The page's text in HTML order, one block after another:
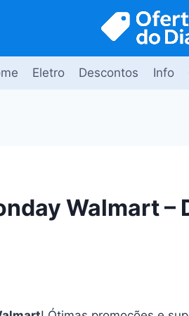
Eletro Descontos Info
Walmart –